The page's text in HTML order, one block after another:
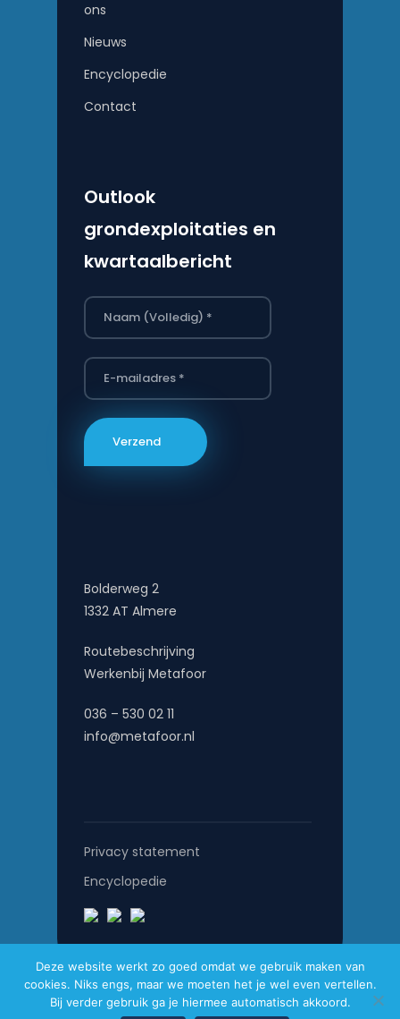
ons
Nieuws
Encyclopedie
Contact
Outlook
grondexploitaties en
kwartaalbericht
Bolderweg 2
1332 AT Almere
Routebeschrijving
Werkenbij Metafoor
036 – 530 02 11
info@metafoor.nl
Privacy statement
Encyclopedie
Metafoor © 2026
Deze website werkt zo goed omdat we gebruik maken van
cookies. Niks engs, maar we moeten het je wel even vertellen.
Bij verder gebruik ga je hiermee automatisch akkoord.